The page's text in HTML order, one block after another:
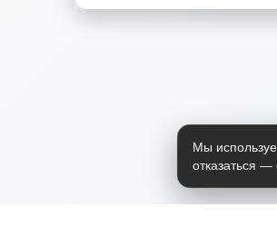
Мы
отказаться —